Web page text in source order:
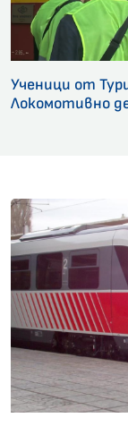
Ученици от
Локомотивно